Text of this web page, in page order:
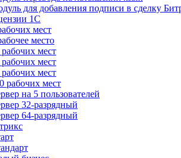
для добавления подписи в сделку
1С
мест
место
рабочих мест
рабочих мест
рабочих мест
рабочих мест
на 5 пользователей
32-разрядный
64-разрядный